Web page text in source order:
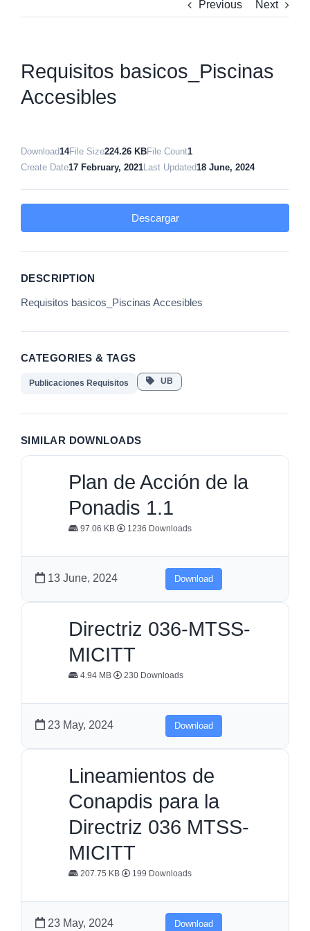
Previous Next
Requisitos basicos_Piscinas
Accesibles
Download 14File Size224.26 KBFile Count1
Create Date17 February, 2021 Last Updated 18 June, 2024
Descargar
DESCRIPTION
Requisitos basicos_Piscinas Accesibles
CATEGORIES & TAGS
Publicaciones Requisitos UB
SIMILAR DOWNLOADS
Plan de Acción de la
Ponadis 1.1
97.06 KB 1236 Downloads
13 June, 2024 Download
Directriz 036-MTSS-
MICITT
4.94 MB 230 Downloads
23 May, 2024 Download
Lineamientos de
Conapdis para la
Directriz 036 MTSS-
MICITT
207.75 KB 199 Downloads
23 May, 2024 Download